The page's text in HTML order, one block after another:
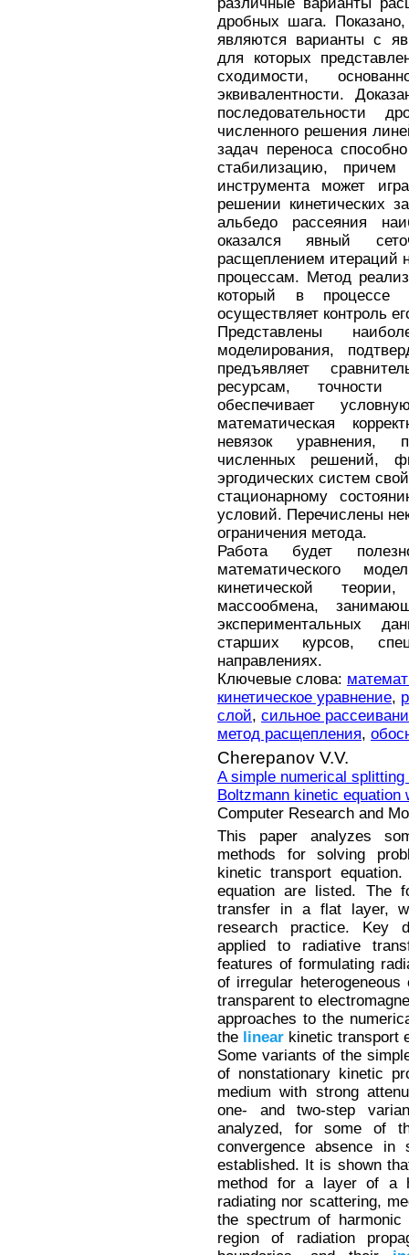
дробных шага.
являются варианты с
для которых
сходимости,
эквивалентности.
последовательности
численного решения
задач переноса
стабилизацию,
инструмента может
решении кинетических
альбедо рассеяния
оказался явный
расщеплением итераций
процессам. Метод
который в процессе
осуществляет контроль
Представлены
моделирования,
предъявляет
ресурсам, точности
обеспечивает
математическая
невязок уравнения,
численных решений,
эргодических систем
стационарному
условий. Перечислены
ограничения метода.
Работа будет
математического
кинетической
массообмена,
экспериментальных
старших курсов,
направлениях.
Ключевые слова:
кинетическое уравнение,
слой, сильное
метод расщепления,
Cherepanov V.V.
A simple numerical
Boltzmann kinetic equation
Computer Research and
This paper analyzes
methods for solving
kinetic transport
equation are listed. The
transfer in a flat layer,
research practice. Key
applied to radiative
features of formulating
of irregular
transparent to
approaches to the
the linear kinetic transport
Some variants of the
of nonstationary kinetic
medium with strong
one- and two-step
analyzed, for some of
convergence absence
established. It is shown
method for a layer of a
radiating nor scattering,
the spectrum of
region of radiation